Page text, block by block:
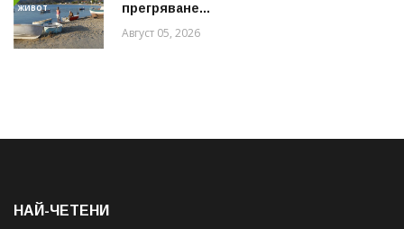
ЖИВОТ
прегряване...
Август 05, 2026
НАЙ-ЧЕТЕНИ